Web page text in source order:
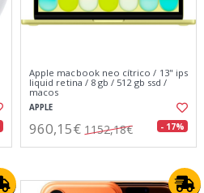
Apple macbook neo cítrico / 13" ips
liquid retina / 8 gb / 512 gb ssd /
macos
APPLE
960,15€ 1152,18€ - 17%